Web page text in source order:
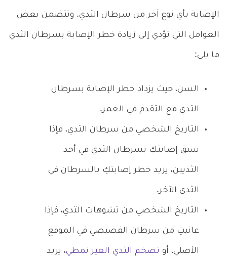
الإصابة بأي نوع آخر من سرطان الثدي. وتتضمن بعض
العوامل التي تؤدي إلى زيادة خطر الإصابة بسرطان الثدي
ما يلي:
السن، حيث يزداد خطر الإصابة بسرطان
الثدي مع التقدم في العمر.
التاريخ الشخصي من سرطان الثدي، فإذا
سبق إصابتكِ بسرطان الثدي في أحد
الثديين، يزيد خطر إصابتكِ بالسرطان في
الثدي الآخر.
التاريخ الشخصي من تشوهات الثدي، فإذا
عانيتِ من سرطان الفصيصي في الموقع
الأصلي، أو تضخم الثدي الغير نمطي، يزيد